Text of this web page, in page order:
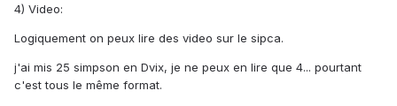
4) Video:
Logiquement on peux lire des video sur le sipca.
j'ai mis 25 simpson en Dvix, je ne peux en lire que 4... pourtant
c'est tous le même format.